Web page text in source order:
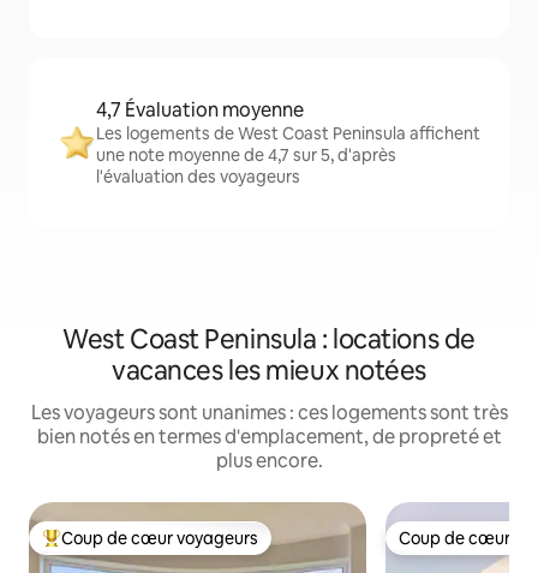
4,7 Évaluation moyenne
Les logements de West Coast Peninsula affichent
une note moyenne de 4,7 sur 5, d'après
l'évaluation des voyageurs
West Coast Peninsula : locations de
vacances les mieux notées
Les voyageurs sont unanimes : ces logements sont très
bien notés en termes d'emplacement, de propreté et
plus encore.
Coups de cœur voyageurs les plus appréciés
Coup de cœur voyageurs Coup de cœur
Coup de cœur